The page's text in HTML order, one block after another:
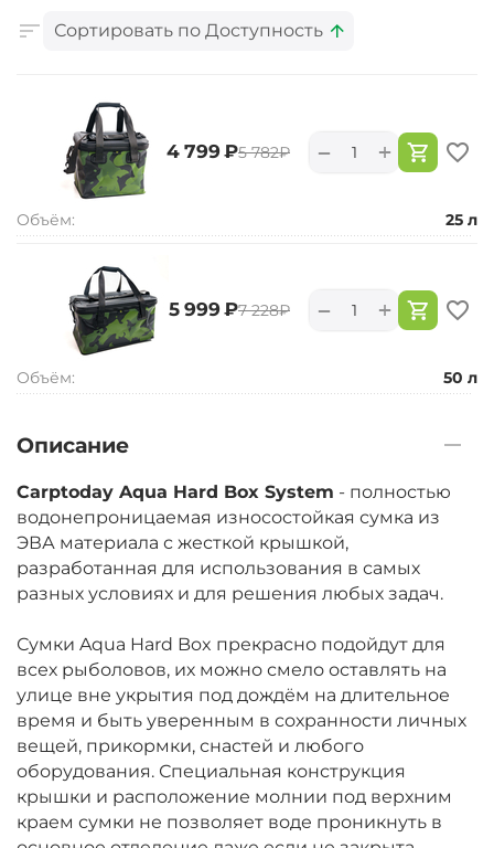
Сортировать по Доступность
‍4 799‍ ₽‍5 782‍₽ +
−
Объём: 25 л
‍5 999‍ ₽‍7 228‍₽ +
−
Объём: 50 л
Описание
Carptoday Aqua Hard Box System - полностью
водонепроницаемая износостойкая сумка из
ЭВА материала с жесткой крышкой,
разработанная для использования в самых
разных условиях и для решения любых задач.
Сумки Aqua Hard Box прекрасно подойдут для
всех рыболовов, их можно смело оставлять на
улице вне укрытия под дождём на длительное
время и быть уверенным в сохранности личных
вещей, прикормки, снастей и любого
оборудования. Специальная конструкция
крышки и расположение молнии под верхним
краем сумки не позволяет воде проникнуть в